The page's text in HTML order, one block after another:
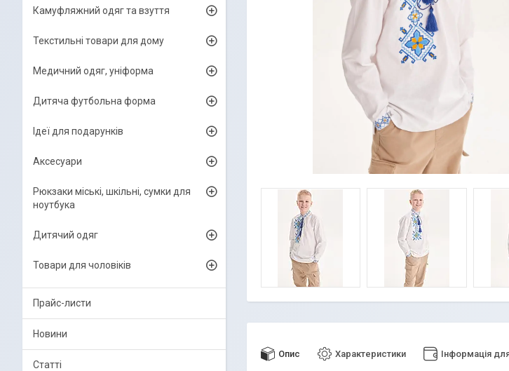
Опис Характеристики Інформація
Камуфляжний одяг та взуття
Текстильні товари для дому
Медичний одяг, уніформа
Дитяча футбольна форма
Ідеї для подарунків
Аксесуари
Рюкзаки міські, шкільні, сумки для
ноутбука
Дитячий одяг
Товари для чоловіків
Прайс-листи
Новини
Статті